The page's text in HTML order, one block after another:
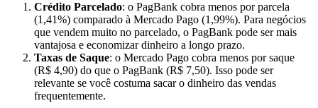
Crédito Parcelado: o PagBank cobra menos por parcela
(1,41%) comparado à Mercado Pago (1,99%). Para negócios
que vendem muito no parcelado, o PagBank pode ser mais
vantajosa e economizar dinheiro a longo prazo.
Taxas de Saque: o Mercado Pago cobra menos por saque
(R$ 4,90) do que o PagBank (R$ 7,50). Isso pode ser
relevante se você costuma sacar o dinheiro das vendas
frequentemente.